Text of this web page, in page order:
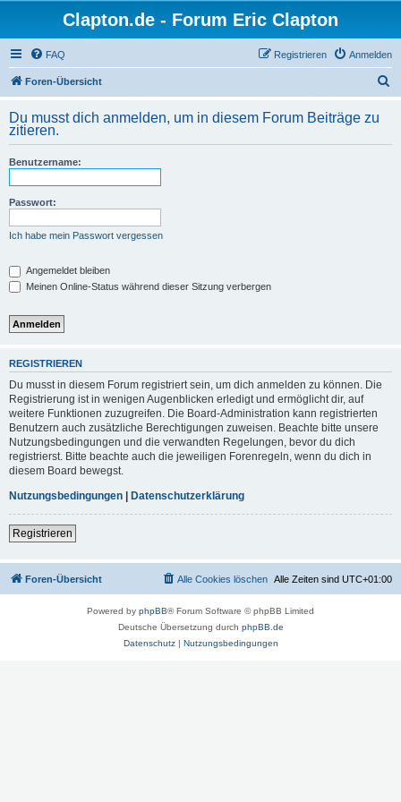
Clapton.de - Forum Eric Clapton
FAQ Anmelden
Registrieren
Foren-Übersicht
h
Du musst dich anmelden, um in diesem Forum Beiträge zu
zitieren.
Benutzername:
Passwort:
Ich habe mein Passwort vergessen
Angemeldet bleiben
Meinen Online-Status während dieser Sitzung verbergen
REGISTRIEREN
Du musst in diesem Forum registriert sein, um dich anmelden zu können. Die
Registrierung ist in wenigen Augenblicken erledigt und ermöglicht dir, auf
weitere Funktionen zuzugreifen. Die Board-Administration kann registrierten
Benutzern auch zusätzliche Berechtigungen zuweisen. Beachte bitte unsere
Nutzungsbedingungen und die verwandten Regelungen, bevor du dich
registrierst. Bitte beachte auch die jeweiligen Forenregeln, wenn du dich in
diesem Board bewegst.
Nutzungsbedingungen | Datenschutzerklärung
Registrieren
Foren-Übersicht Alle Zeiten sind UTC+01:00
Alle Cookies löschen
Powered by phpBB® Forum Software © phpBB Limited
Deutsche Übersetzung durch phpBB.de
Datenschutz| Nutzungsbedingungen